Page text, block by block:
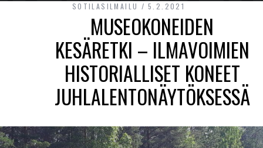
SOTILASILMAILU 5.2.2021
MUSEOKONEIDEN
KESÄRETKI – ILMAVOIMIEN
HISTORIALLISET KONEET
JUHLALENTONÄYTÖKSESSÄ